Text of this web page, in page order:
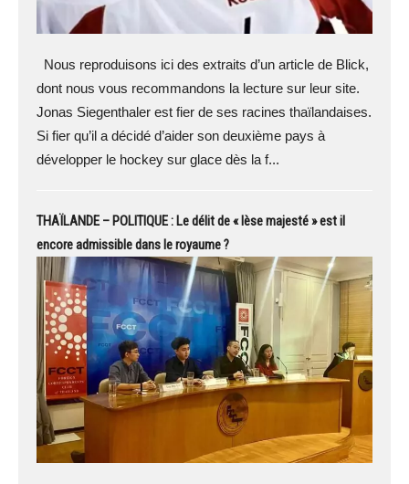
Nous reproduisons ici des extraits d’un article de Blick,
dont nous vous recommandons la lecture sur leur site.
Jonas Siegenthaler est fier de ses racines thaïlandaises.
Si fier qu’il a décidé d’aider son deuxième pays à
développer le hockey sur glace dès la f...
THAÏLANDE – POLITIQUE : Le délit de « lèse majesté » est il
encore admissible dans le royaume ?